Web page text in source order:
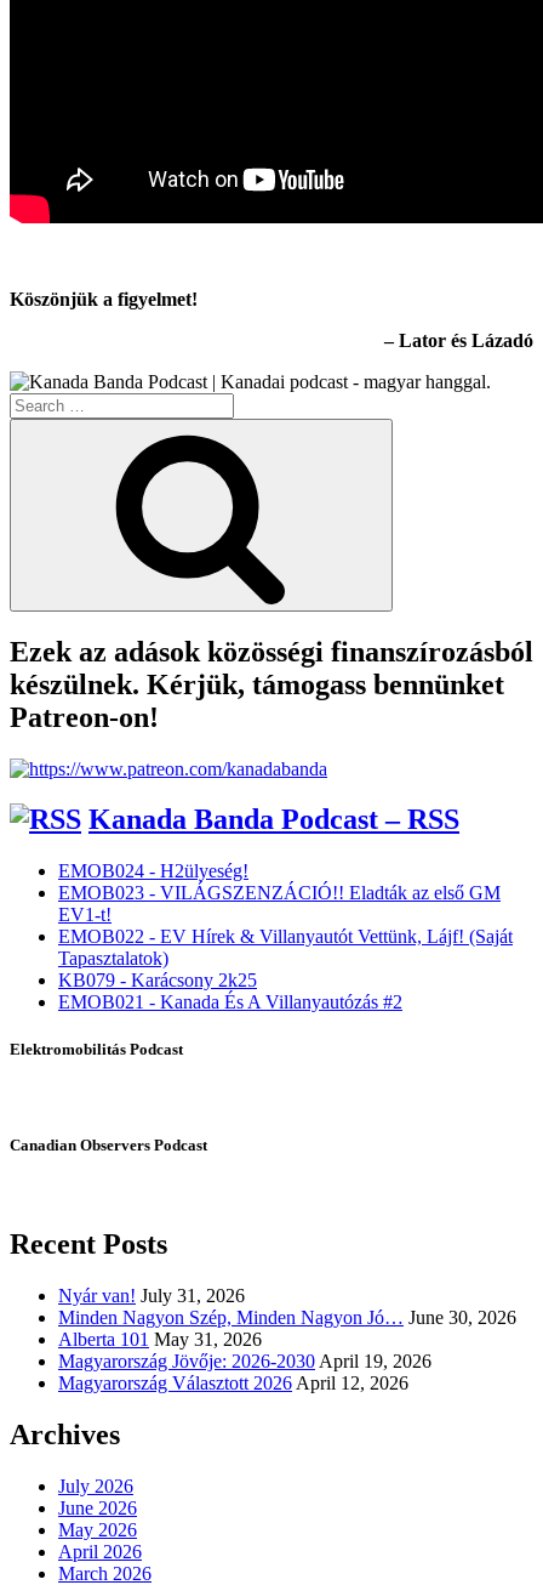
Köszönjük a figyelmet!
– Lator és Lázadó
Search
for:
Ezek az adások közösségi finanszírozásból
készülnek. Kérjük, támogass bennünket
Patreon-on!
Kanada Banda Podcast – RSS
EMOB024 - H2ülyeség!
EMOB023 - VILÁGSZENZÁCIÓ!! Eladták az első GM
EV1-t!
EMOB022 - EV Hírek & Villanyautót Vettünk, Lájf! (Saját
Tapasztalatok)
KB079 - Karácsony 2k25
EMOB021 - Kanada És A Villanyautózás #2
Elektromobilitás Podcast
Canadian Observers Podcast
Recent Posts
Nyár van! July 31, 2026
Minden Nagyon Szép, Minden Nagyon Jó… June 30, 2026
Alberta 101 May 31, 2026
Magyarország Jövője: 2026-2030 April 19, 2026
Magyarország Választott 2026 April 12, 2026
Archives
July 2026
June 2026
May 2026
April 2026
March 2026